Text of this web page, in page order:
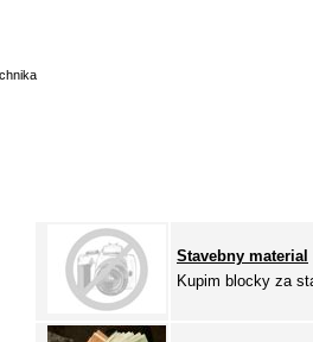
Stavebny material
Kupim blocky za